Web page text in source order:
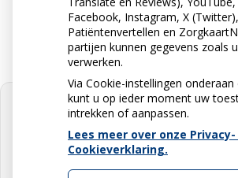
U heeft geen toestemming
voorexterne inhouddie
Facebook, Instagram, X
Patiëntenvertellen en
partijen kunnen gegevens zoals
verwerken.
Via Cookie-instellingen onderaan
kunt u op ieder moment uw
intrekken of aanpassen.
Lees meer over onze
Cookieverklaring.